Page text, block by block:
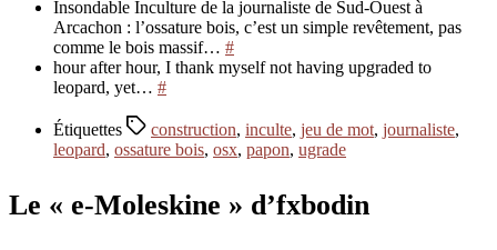
Insondable Inculture de la journaliste de Sud-Ouest à
Arcachon : l’ossature bois, c’est un simple revêtement, pas
comme le bois massif… #
hour after hour, I thank myself not having upgraded to
leopard, yet… #
Étiquettes construction, inculte, jeu de mot, journaliste,
leopard, ossature bois, osx, papon, ugrade
Le « e-Moleskine » d’fxbodin